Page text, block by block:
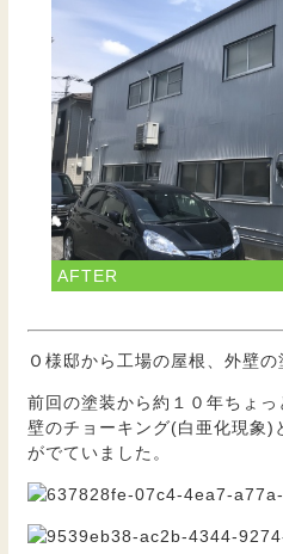
AFTER
Ｏ様邸から工場の屋根、外壁の
前回の塗装から約１０年ちょ
壁のチョーキング(白亜化現象)
がでていました。